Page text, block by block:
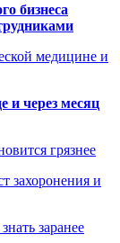
бизнеса
медицине и
и через месяц
грязнее
захоронения и
заранее